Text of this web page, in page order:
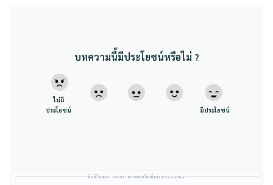
บทความนี้มีประโยชน์หรือไม่ ?
ไม่มี
ประโยชน์
มีประโยชน์
พื้นที่โฆษณา · ผ่านการตรวจสอบโดยทีมงาน Forexinthai